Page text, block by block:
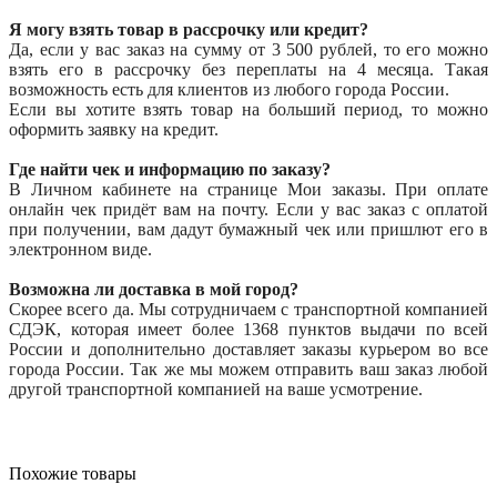
Я могу взять товар в рассрочку или кредит?
Да, если у вас заказ на сумму от 3 500 рублей, то его можно
взять его в рассрочку без переплаты на 4 месяца. Такая
возможность есть для клиентов из любого города России.
Если вы хотите взять товар на больший период, то можно
оформить заявку на кредит.
Где найти чек и информацию по заказу?
В Личном кабинете на странице Мои заказы. При оплате
онлайн чек придёт вам на почту. Если у вас заказ с оплатой
при получении, вам дадут бумажный чек или пришлют его в
электронном виде.
Возможна ли доставка в мой город?
Скорее всего да. Мы сотрудничаем с транспортной компанией
СДЭК, которая имеет более 1368 пунктов выдачи по всей
России и дополнительно доставляет заказы курьером во все
города России. Так же мы можем отправить ваш заказ любой
другой транспортной компанией на ваше усмотрение.
Похожие товары